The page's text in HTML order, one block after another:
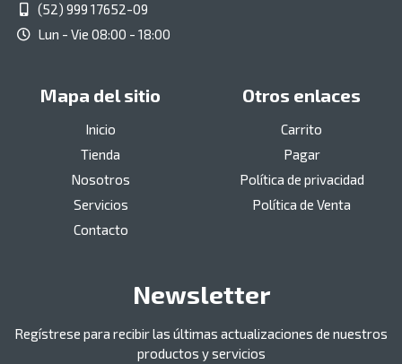
(52) 999 17652-09
Lun - Vie 08:00 - 18:00
Mapa del sitio
Inicio
Tienda
Nosotros
Servicios
Contacto
Otros enlaces
Carrito
Pagar
Política de privacidad
Política de Venta
Newsletter
Regístrese para recibir las últimas actualizaciones de nuestros
productos y servicios